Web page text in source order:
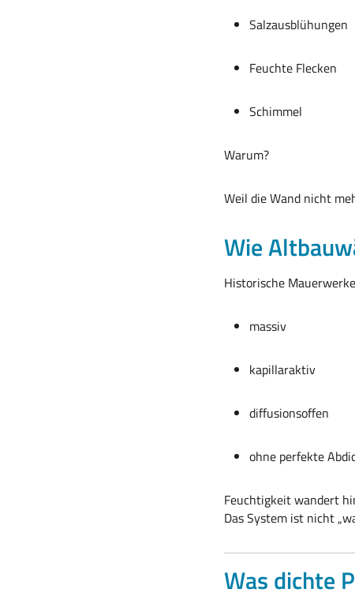
Salzausblühungen
Feuchte Flecken
Schimmel
Warum?
Weil die Wand nicht
Wie
Historische
massiv
kapillaraktiv
diffusionsoffen
ohne perfekte
Feuchtigkeit wandert
Das System ist nicht
Was dichte